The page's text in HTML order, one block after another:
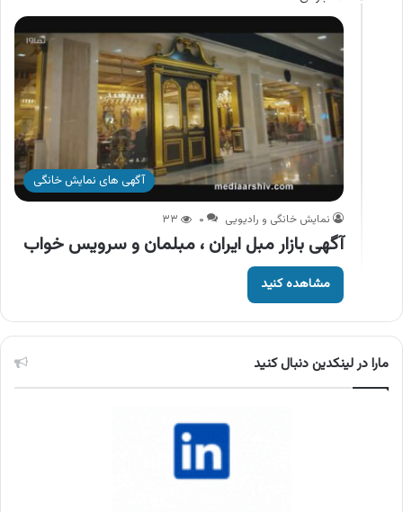
آگهی های نمایش خانگی
نمایش خانگی و رادیویی ۰ ۳۳
آگهی بازار مبل ایران ، مبلمان و سرویس خواب
مشاهده کنید
مارا در لینکدین دنبال کنید